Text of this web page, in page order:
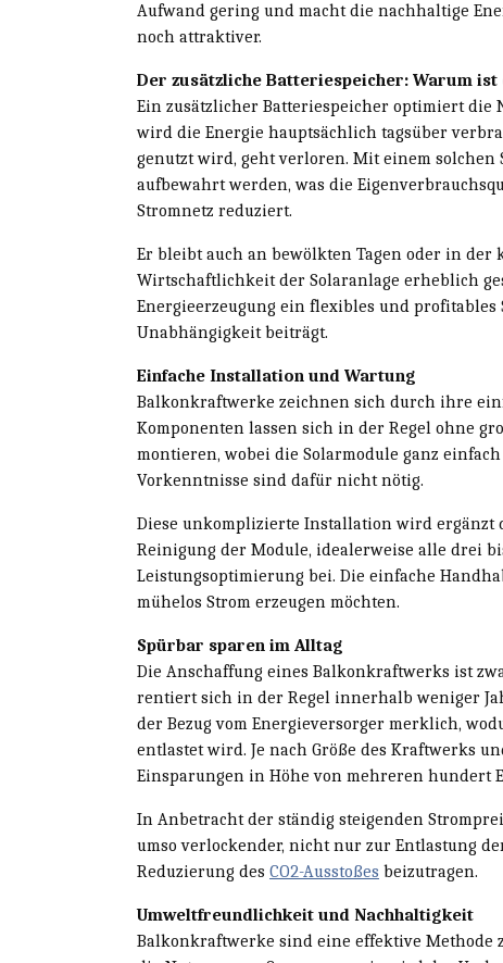
Aufwand gering und macht die nachhaltige
noch attraktiver.
Der zusätzliche Batteriespeicher: Warum ist
Ein zusätzlicher Batteriespeicher optimiert die
wird die Energie hauptsächlich tagsüber
genutzt wird, geht verloren. Mit einem
aufbewahrt werden, was die
Stromnetz reduziert.
Er bleibt auch an bewölkten Tagen oder in der
Wirtschaftlichkeit der Solaranlage erheblich
Energieerzeugung ein flexibles und profitables
Unabhängigkeit beiträgt.
Einfache Installation und Wartung
Balkonkraftwerke zeichnen sich durch ihre
Komponenten lassen sich in der Regel ohne
montieren, wobei die Solarmodule ganz
Vorkenntnisse sind dafür nicht nötig.
Diese unkomplizierte Installation wird ergänzt
Reinigung der Module, idealerweise alle drei
Leistungsoptimierung bei. Die einfache
mühelos Strom erzeugen möchten.
Spürbar sparen im Alltag
Die Anschaffung eines Balkonkraftwerks ist
rentiert sich in der Regel innerhalb weniger
der Bezug vom Energieversorger merklich,
entlastet wird. Je nach Größe des Kraftwerks
Einsparungen in Höhe von mehreren hundert
In Anbetracht der ständig steigenden
umso verlockender, nicht nur zur Entlastung
Reduzierung des CO2-Ausstoßes beizutragen.
Umweltfreundlichkeit und Nachhaltigkeit
Balkonkraftwerke sind eine effektive Methode